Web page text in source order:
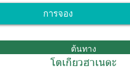
การจอง
ต้นทาง
โตเกียวฮาเนดะ